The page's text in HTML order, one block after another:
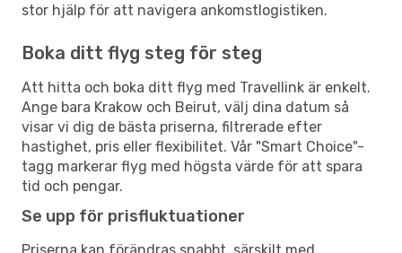
stor hjälp för att navigera ankomstlogistiken.
Boka ditt flyg steg för steg
Att hitta och boka ditt flyg med Travellink är enkelt.
Ange bara Krakow och Beirut, välj dina datum så
visar vi dig de bästa priserna, filtrerade efter
hastighet, pris eller flexibilitet. Vår "Smart Choice"-
tagg markerar flyg med högsta värde för att spara
tid och pengar.
Se upp för prisfluktuationer